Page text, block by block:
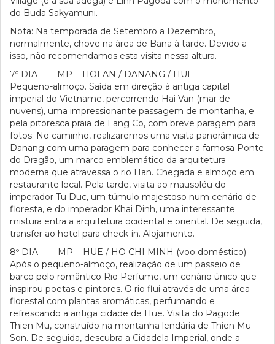
do Buda Sakyamuni.
Nota: Na temporada de Setembro a Dezembro,
normalmente, chove na área de Bana à tarde. Devido a
isso, não recomendamos esta visita nessa altura.
7º DIA MP HOI AN / DANANG / HUE
Pequeno-almoço. Saída em direção à antiga capital
imperial do Vietname, percorrendo Hai Van (mar de
nuvens), uma impressionante passagem de montanha, e
pela pitoresca praia de Lang Co, com breve paragem para
fotos. No caminho, realizaremos uma visita panorâmica de
Danang com uma paragem para conhecer a famosa Ponte
do Dragão, um marco emblemático da arquitetura
moderna que atravessa o rio Han. Chegada e almoço em
restaurante local. Pela tarde, visita ao mausoléu do
imperador Tu Duc, um túmulo majestoso num cenário de
floresta, e do imperador Khai Dinh, uma interessante
mistura entra a arquitetura ocidental e oriental. De seguida,
transfer ao hotel para check-in. Alojamento.
8º DIA MP HUE / HO CHI MINH (voo doméstico)
Após o pequeno-almoço, realização de um passeio de
barco pelo romântico Rio Perfume, um cenário único que
inspirou poetas e pintores. O rio flui através de uma área
florestal com plantas aromáticas, perfumando e
refrescando a antiga cidade de Hue. Visita do Pagode
Thien Mu, construído na montanha lendária de Thien Mu
Son. De seguida, descubra a Cidadela Imperial, onde a